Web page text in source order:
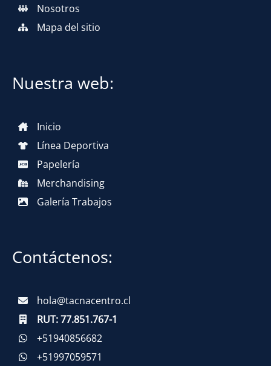
Nosotros
Mapa del sitio
Nuestra web:
Inicio
Línea Deportiva
Papelería
Merchandising
Galería Trabajos
Contáctenos:
hola@tacnacentro.cl
RUT:77.851.767-1
+51940856682
+51997059571